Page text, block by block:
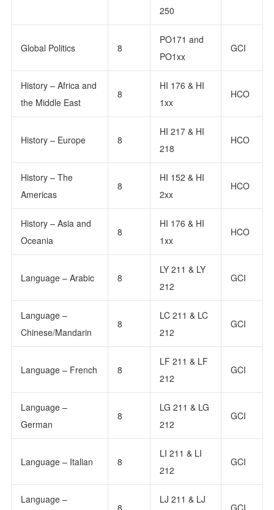
250
Global Politics 8
PO171 and
PO1xx
GCI
History – Africa and
the Middle East
8
HI 176 & HI
1xx
HCO
History – Europe 8
HI 217 & HI
218
HCO
History – The
Americas
8
HI 152 & HI
2xx
HCO
History – Asia and
Oceania
8
HI 176 & HI
1xx
HCO
Language – Arabic 8
LY 211 & LY
212
GCI
Language –
Chinese/Mandarin
8
LC 211 & LC
212
GCI
Language – French 8
LF 211 & LF
212
GCI
Language –
German
8
LG 211 & LG
212
GCI
Language – Italian 8
LI 211 & LI
212
GCI
Language –
8
LJ 211 & LJ
GCI